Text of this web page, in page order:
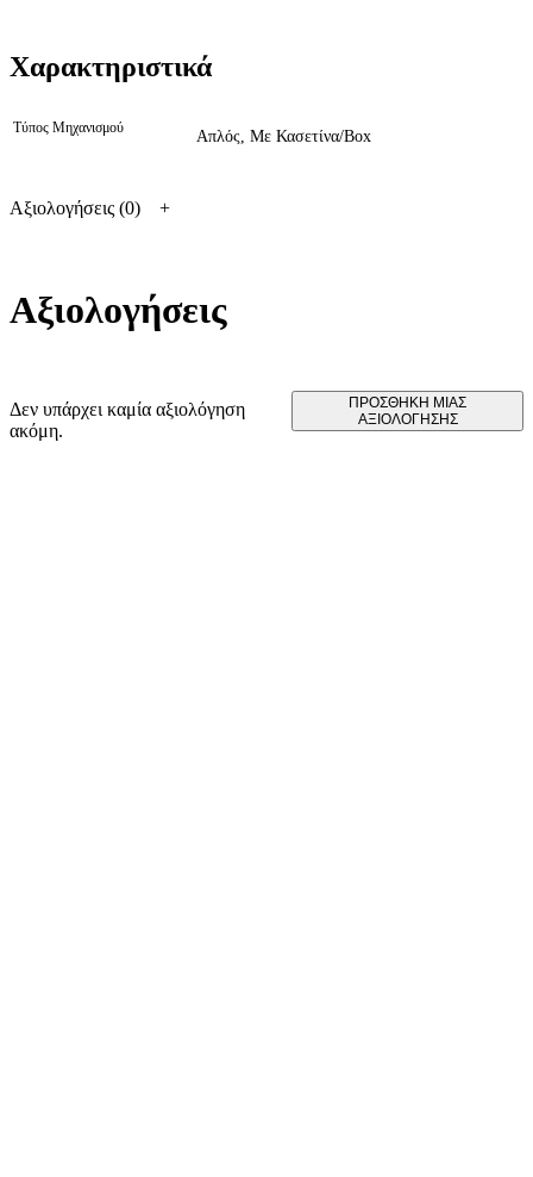
Χαρακτηριστικά
Τύπος Μηχανισμού Απλός, Με Κασετίνα/Box
Αξιολογήσεις (0)
Αξιολογήσεις
Δεν υπάρχει καμία αξιολόγηση
ακόμη.
ΠΡΟΣΘΉΚΗ ΜΊΑΣ
ΑΞΙΟΛΌΓΗΣΗΣ